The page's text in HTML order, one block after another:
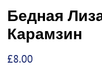
Бедная
Карамзин
Обычная
£8.00